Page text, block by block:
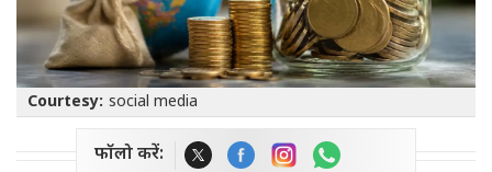
Courtesy: social media
फॉलो करें: